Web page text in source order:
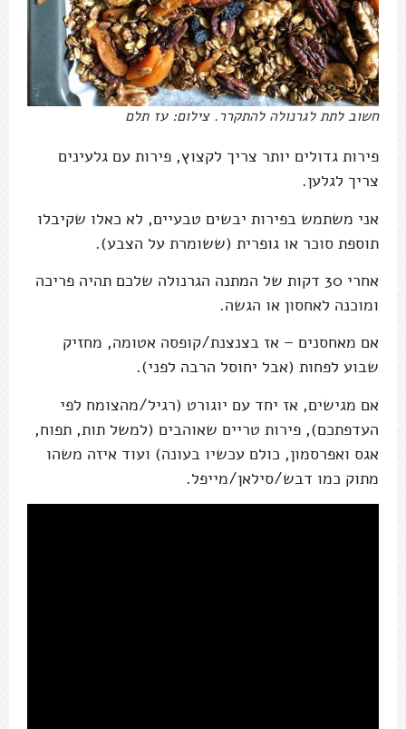
חשוב לתת לגרנולה להתקרר. צילום: עז תלם
פירות גדולים יותר צריך לקצוץ, פירות עם גלעינים
צריך לגלען.
אני משתמש בפירות יבשים טבעיים, לא כאלו שקיבלו
תוספת סוכר או גופרית (ששומרת על הצבע).
אחרי 30 דקות של המתנה הגרנולה שלכם תהיה פריכה
ומוכנה לאחסון או הגשה.
אם מאחסנים – אז בצנצנת/קופסה אטומה, מחזיק
שבוע לפחות (אבל יחוסל הרבה לפני).
אם מגישים, אז יחד עם יוגורט (רגיל/מהצומח לפי
העדפתכם), פירות טריים שאוהבים (למשל תות, תפוח,
אגס ואפרסמון, כולם עכשיו בעונה) ועוד איזה משהו
מתוק כמו דבש/סילאן/מייפל.